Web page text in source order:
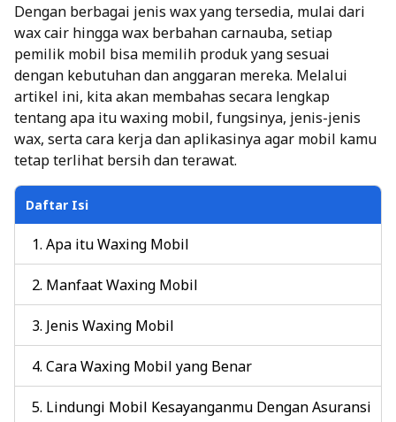
Dengan berbagai jenis wax yang tersedia, mulai dari
wax cair hingga wax berbahan carnauba, setiap
pemilik mobil bisa memilih produk yang sesuai
dengan kebutuhan dan anggaran mereka. Melalui
artikel ini, kita akan membahas secara lengkap
tentang apa itu waxing mobil, fungsinya, jenis-jenis
wax, serta cara kerja dan aplikasinya agar mobil kamu
tetap terlihat bersih dan terawat.
Daftar Isi
Apa itu Waxing Mobil
Manfaat Waxing Mobil
Jenis Waxing Mobil
Cara Waxing Mobil yang Benar
Lindungi Mobil Kesayanganmu Dengan Asuransi